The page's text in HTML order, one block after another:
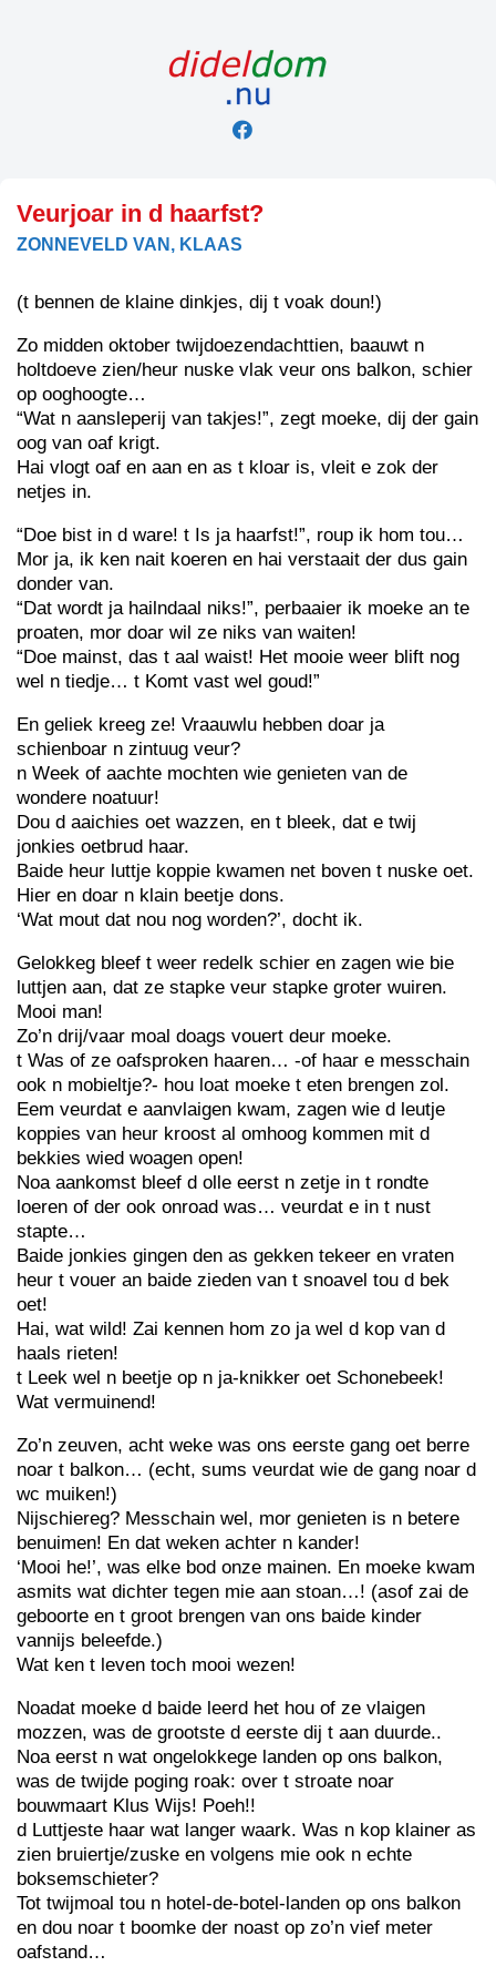
Veurjoar in d haarfst?
ZONNEVELD VAN, KLAAS
(t bennen de klaine dinkjes, dij t voak doun!)
Zo midden oktober twijdoezendachttien, baauwt n
holtdoeve zien/heur nuske vlak veur ons balkon, schier
op ooghoogte…
“Wat n aansleperij van takjes!”, zegt moeke, dij der gain
oog van oaf krigt.
Hai vlogt oaf en aan en as t kloar is, vleit e zok der
netjes in.
“Doe bist in d ware! t Is ja haarfst!”, roup ik hom tou…
Mor ja, ik ken nait koeren en hai verstaait der dus gain
donder van.
“Dat wordt ja hailndaal niks!”, perbaaier ik moeke an te
proaten, mor doar wil ze niks van waiten!
“Doe mainst, das t aal waist! Het mooie weer blift nog
wel n tiedje… t Komt vast wel goud!”
En geliek kreeg ze! Vraauwlu hebben doar ja
schienboar n zintuug veur?
n Week of aachte mochten wie genieten van de
wondere noatuur!
Dou d aaichies oet wazzen, en t bleek, dat e twij
jonkies oetbrud haar.
Baide heur luttje koppie kwamen net boven t nuske oet.
Hier en doar n klain beetje dons.
‘Wat mout dat nou nog worden?’, docht ik.
Gelokkeg bleef t weer redelk schier en zagen wie bie
luttjen aan, dat ze stapke veur stapke groter wuiren.
Mooi man!
Zo’n drij/vaar moal doags vouert deur moeke.
t Was of ze oafsproken haaren… -of haar e messchain
ook n mobieltje?- hou loat moeke t eten brengen zol.
Eem veurdat e aanvlaigen kwam, zagen wie d leutje
koppies van heur kroost al omhoog kommen mit d
bekkies wied woagen open!
Noa aankomst bleef d olle eerst n zetje in t rondte
loeren of der ook onroad was… veurdat e in t nust
stapte…
Baide jonkies gingen den as gekken tekeer en vraten
heur t vouer an baide zieden van t snoavel tou d bek
oet!
Hai, wat wild! Zai kennen hom zo ja wel d kop van d
haals rieten!
t Leek wel n beetje op n ja-knikker oet Schonebeek!
Wat vermuinend!
Zo’n zeuven, acht weke was ons eerste gang oet berre
noar t balkon… (echt, sums veurdat wie de gang noar d
wc muiken!)
Nijschiereg? Messchain wel, mor genieten is n betere
benuimen! En dat weken achter n kander!
‘Mooi he!’, was elke bod onze mainen. En moeke kwam
asmits wat dichter tegen mie aan stoan…! (asof zai de
geboorte en t groot brengen van ons baide kinder
vannijs beleefde.)
Wat ken t leven toch mooi wezen!
Noadat moeke d baide leerd het hou of ze vlaigen
mozzen, was de grootste d eerste dij t aan duurde..
Noa eerst n wat ongelokkege landen op ons balkon,
was de twijde poging roak: over t stroate noar
bouwmaart Klus Wijs! Poeh!!
d Luttjeste haar wat langer waark. Was n kop klainer as
zien bruiertje/zuske en volgens mie ook n echte
boksemschieter?
Tot twijmoal tou n hotel-de-botel-landen op ons balkon
en dou noar t boomke der noast op zo’n vief meter
oafstand…